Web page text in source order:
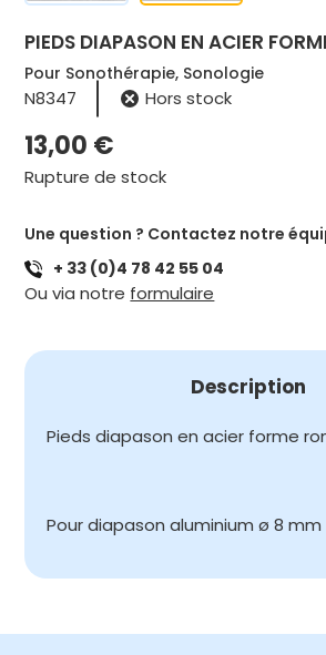
PIEDS DIAPASON EN ACIER
Pour Sonothérapie, Sonologie
N8347 Hors stock
13,00 €
Rupture de stock
Une question ? Contactez notre
+ 33 (0)4 78 42 55 04
Ou via notre formulaire
Description
Pieds diapason en acier forme
Pour diapason aluminium ø 8 mm